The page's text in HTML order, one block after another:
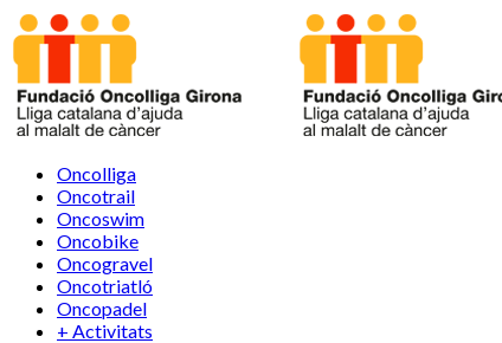
Oncolliga
Oncotrail
Oncoswim
Oncobike
Oncogravel
Oncotriatló
Oncopadel
+ Activitats